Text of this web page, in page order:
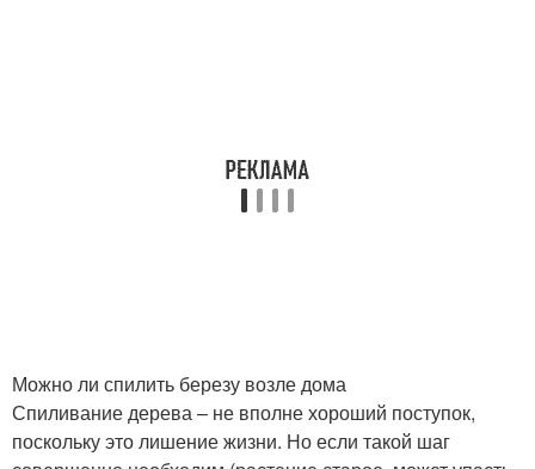
Можно ли спилить березу возле дома
Спиливание дерева – не вполне хороший поступок,
поскольку это лишение жизни. Но если такой шаг